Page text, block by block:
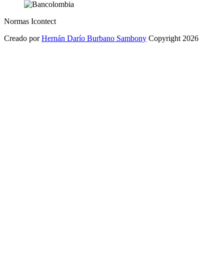
Normas Icontect
Creado porHernán Darío Burbano Sambony Copyright 2026